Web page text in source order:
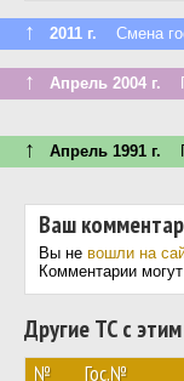
↑ 2011 г. Смена
↑ Апрель 2004 г.
↑ Апрель 1991 г.
Ваш
Вы не вошли на
Комментарии
Другие ТС с
№ Гос.№